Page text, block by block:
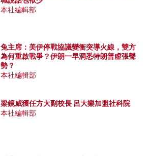
本社編輯部
兔主席：美伊停戰協議變衝突導火線，雙方
為何重啟戰爭？伊朗一早洞悉特朗普虛張聲
勢？
本社編輯部
梁鏡威獲任方大副校長 呂大樂加盟社科院
本社編輯部